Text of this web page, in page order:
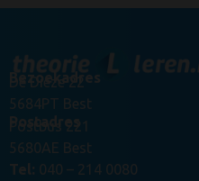
Bezoekadres
De Dieze 22
5684PT Best
Postadres
Postbus 221
5680AE Best
Tel: 040 – 214 0080